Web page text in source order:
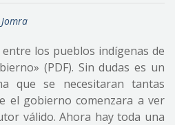
Jomra
los pueblos indígenas de
(PDF). Sin dudas es un
que se necesitaran tantas
el gobierno comenzara a ver
válido. Ahora hay toda una